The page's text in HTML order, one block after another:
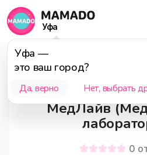
Уфа
Уфа —
это ваш город?
Да, верно Нет, выбрать
Дуванский район
МедЛайв
0